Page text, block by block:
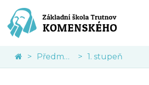
Předměty 1. stupeň